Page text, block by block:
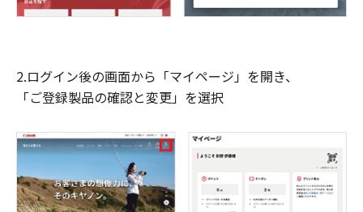
2.ログイン後の画面から「マイページ」を開き、
「ご登録製品の確認と変更」を選択